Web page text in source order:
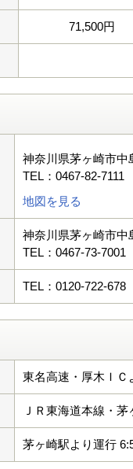
71,500円
神奈川県茅ヶ崎市中
TEL：0467-82-7111
地図を見る
神奈川県茅ヶ崎市中
TEL：0467-73-7001
TEL：0120-722-678
東名高速・厚木ＩＣ
ＪＲ東海道本線・
茅ヶ崎駅より運行